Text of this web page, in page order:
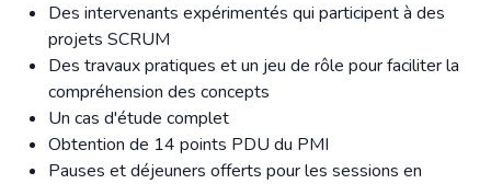
Des intervenants expérimentés qui participent à des
projets SCRUM
Des travaux pratiques et un jeu de rôle pour faciliter la
compréhension des concepts
Un cas d'étude complet
Obtention de 14 points PDU du PMI
Pauses et déjeuners offerts pour les sessions en